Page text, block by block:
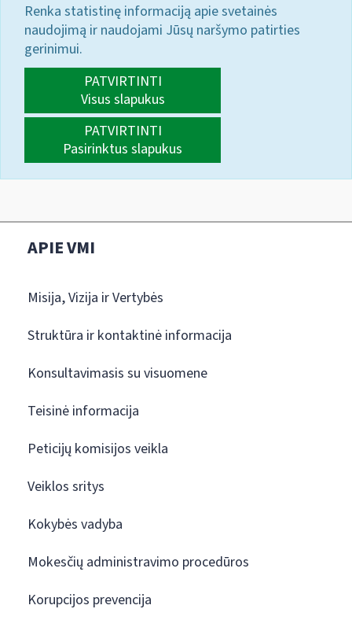
Renka statistinę informaciją apie svetainės
naudojimą ir naudojami Jūsų naršymo patirties
gerinimui.
PATVIRTINTI
Visus slapukus
PATVIRTINTI
Pasirinktus slapukus
APIE VMI
Misija, Vizija ir Vertybės
Struktūra ir kontaktinė informacija
Konsultavimasis su visuomene
Teisinė informacija
Peticijų komisijos veikla
Veiklos sritys
Kokybės vadyba
Mokesčių administravimo procedūros
Korupcijos prevencija